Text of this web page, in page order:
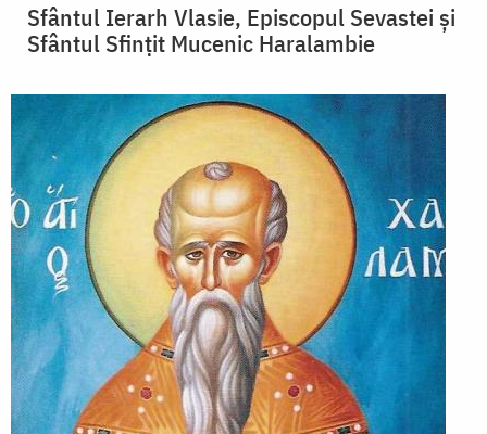
Sfântul Ierarh Vlasie, Episcopul Sevastei și
Sfântul Sfințit Mucenic Haralambie